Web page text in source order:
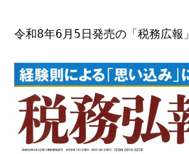
令和8年6月5日発売の「税務広報